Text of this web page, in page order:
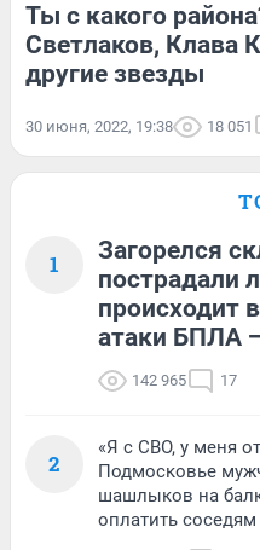
Ты с какого
Светлаков, Клава
другие звезды
30 июня, 2022, 19:38 18 051
1
Загорелся
пострадали
происходит
атаки БПЛА
142 965 17
2
«Я с СВО, у меня
Подмосковье
шашлыков на
оплатить